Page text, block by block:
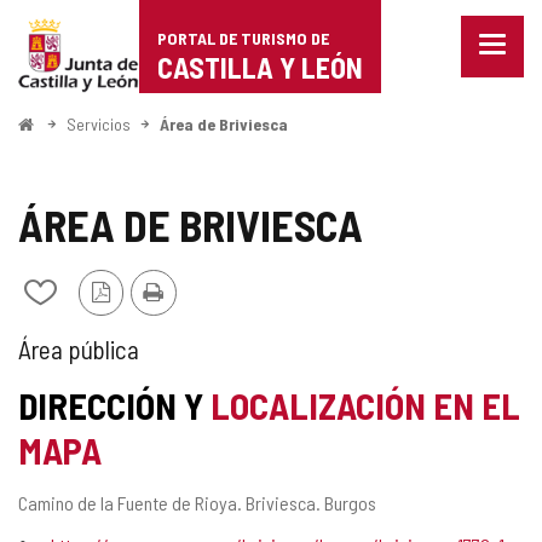
Portal
de
Turismo
Castilla
León
PORTAL DE TURISMO DE
CASTILLA Y LEÓN
Menu
InicioServicios Área de Briviesca
ÁREA DE BRIVIESCA
Añadir/quitar
cuadernos
Versión
PDF
Imprimir
TIPO
DE
ÁREA
DE
SERVICIO
Área pública
DIRECCIÓN Y LOCALIZACIÓN EN EL
MAPA
Dirección
Camino de la Fuente de Rioya. Briviesca. Burgos